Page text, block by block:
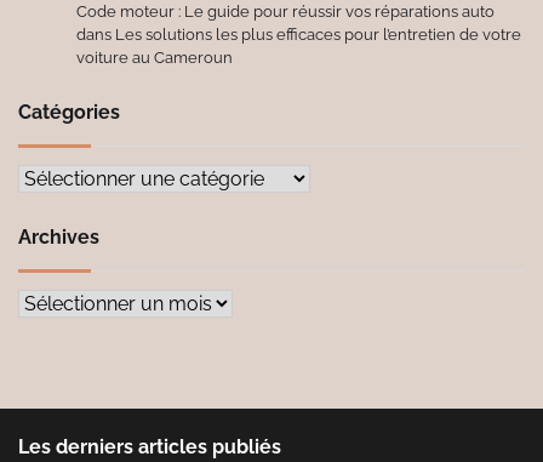
Code moteur : Le guide pour réussir vos réparations auto
dans Les solutions les plus efficaces pour l’entretien de votre
voiture au Cameroun
Catégories
Catégories
Archives
Archives
Les derniers articles publiés